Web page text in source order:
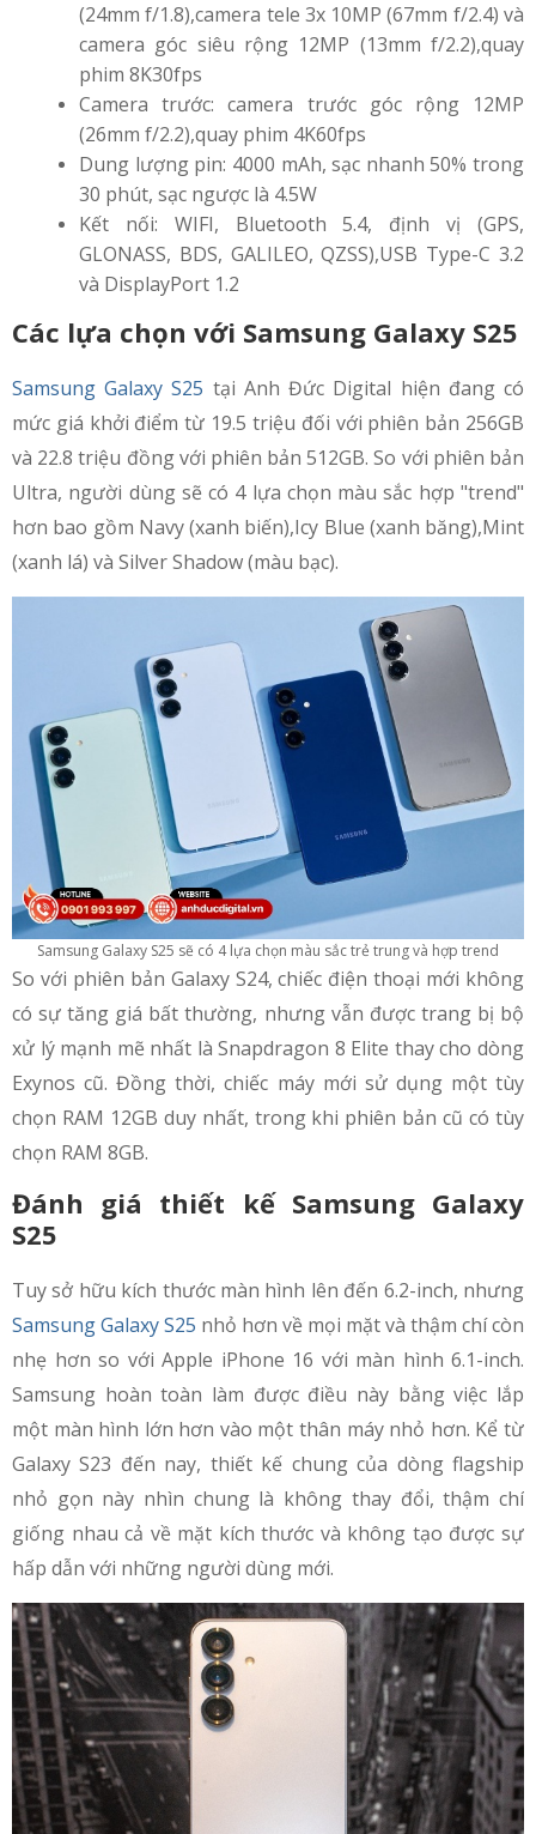
(24mm f/1.8),camera tele 3x 10MP (67mm f/2.4) và
camera góc siêu rộng 12MP (13mm f/2.2),quay
phim 8K30fps
Camera trước: camera trước góc rộng 12MP
(26mm f/2.2),quay phim 4K60fps
Dung lượng pin: 4000 mAh, sạc nhanh 50% trong
30 phút, sạc ngược là 4.5W
Kết nối: WIFI, Bluetooth 5.4, định vị (GPS,
GLONASS, BDS, GALILEO, QZSS),USB Type-C 3.2
và DisplayPort 1.2
Các lựa chọn với Samsung Galaxy S25
Samsung Galaxy S25 tại Anh Đức Digital hiện đang có
mức giá khởi điểm từ 19.5 triệu đối với phiên bản 256GB
và 22.8 triệu đồng với phiên bản 512GB. So với phiên bản
Ultra, người dùng sẽ có 4 lựa chọn màu sắc hợp "trend"
hơn bao gồm Navy (xanh biến),Icy Blue (xanh băng),Mint
(xanh lá) và Silver Shadow (màu bạc).
Samsung Galaxy S25 sẽ có 4 lựa chọn màu sắc trẻ trung và hợp trend
So với phiên bản Galaxy S24, chiếc điện thoại mới không
có sự tăng giá bất thường, nhưng vẫn được trang bị bộ
xử lý mạnh mẽ nhất là Snapdragon 8 Elite thay cho dòng
Exynos cũ. Đồng thời, chiếc máy mới sử dụng một tùy
chọn RAM 12GB duy nhất, trong khi phiên bản cũ có tùy
chọn RAM 8GB.
Đánh giá thiết kế Samsung Galaxy
S25
Tuy sở hữu kích thước màn hình lên đến 6.2-inch, nhưng
Samsung Galaxy S25 nhỏ hơn về mọi mặt và thậm chí còn
nhẹ hơn so với Apple iPhone 16 với màn hình 6.1-inch.
Samsung hoàn toàn làm được điều này bằng việc lắp
một màn hình lớn hơn vào một thân máy nhỏ hơn. Kể từ
Galaxy S23 đến nay, thiết kế chung của dòng flagship
nhỏ gọn này nhìn chung là không thay đổi, thậm chí
giống nhau cả về mặt kích thước và không tạo được sự
hấp dẫn với những người dùng mới.